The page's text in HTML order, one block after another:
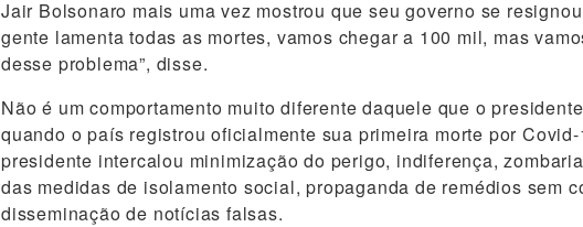
Jair Bolsonaro mais uma vez mostrou que seu governo se
gente lamenta todas as mortes, vamos chegar a 100 mil, mas
desse problema”, disse.
Não é um comportamento muito diferente daquele que o
quando o país registrou oficialmente sua primeira morte por
presidente intercalou minimização do perigo, indiferença,
das medidas de isolamento social, propaganda de remédios sem
disseminação de notícias falsas.